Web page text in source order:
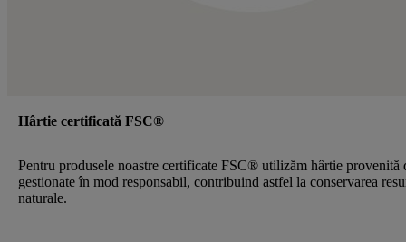
Hârtie certificată FSC®
Pentru produsele noastre certificate FSC® utilizăm hârtie provenită
gestionate în mod responsabil, contribuind astfel la conservarea
naturale.